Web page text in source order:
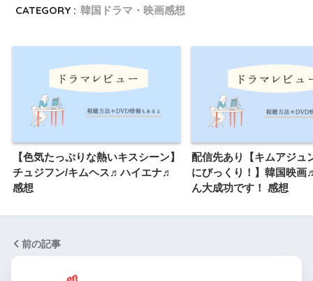
CATEGORY : 韓国ドラマ・映画感想
【色気たっぷりな熱いキスシーン】
チュジフン/キムヘス♬ハイエナ♬
感想
配信先あり【キムアジュ
にびっくり！】韓国映
ん大成功です！ 感想
前の記事